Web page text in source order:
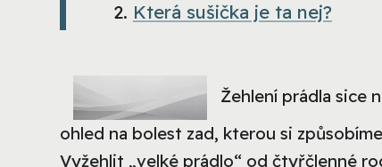
Která sušička je ta nej?
Žehlení prádla sice
ohled na bolest zad, kterou si
Vyžehlit „velké prádlo“ od čtyřčlenné